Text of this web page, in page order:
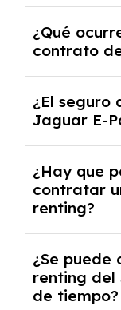
contrato y
30,000 km
puede haber
¿Qué
contrato
coche,
casos,
acordado.
¿El seguro
Jaguar E-
E-Pace con
franquicia
mensuales.
¿Hay que
contratar
renting?
tendrás que
salvo en
debido al
¿Se
renting del
de tiempo?